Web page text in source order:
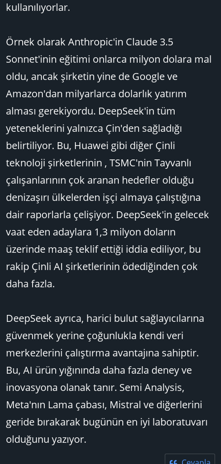
kullanılıyorlar.
Örnek olarak Anthropic'in Claude 3.5
Sonnet'inin eğitimi onlarca milyon dolara mal
oldu, ancak şirketin yine de Google ve
Amazon'dan milyarlarca dolarlık yatırım
alması gerekiyordu. DeepSeek'in tüm
yeteneklerini yalnızca Çin'den sağladığı
belirtiliyor. Bu, Huawei gibi diğer Çinli
teknoloji şirketlerinin , TSMC'nin Tayvanlı
çalışanlarının çok aranan hedefler olduğu
denizaşırı ülkelerden işçi almaya çalıştığına
dair raporlarla çelişiyor. DeepSeek'in gelecek
vaat eden adaylara 1,3 milyon doların
üzerinde maaş teklif ettiği iddia ediliyor, bu
rakip Çinli AI şirketlerinin ödediğinden çok
daha fazla.
DeepSeek ayrıca, harici bulut sağlayıcılarına
güvenmek yerine çoğunlukla kendi veri
merkezlerini çalıştırma avantajına sahiptir.
Bu, AI ürün yığınında daha fazla deney ve
inovasyona olanak tanır. Semi Analysis,
Meta'nın Lama çabası, Mistral ve diğerlerini
geride bırakarak bugünün en iyi laboratuvarı
olduğunu yazıyor.